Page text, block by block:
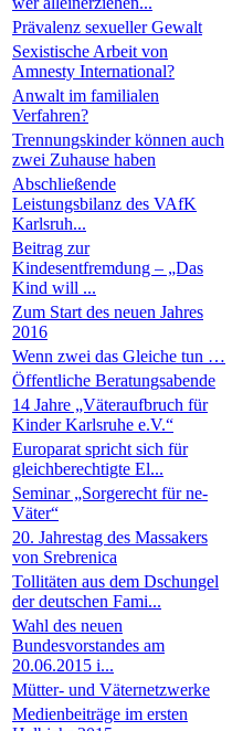
Prävalenz sexueller Gewalt
Sexistische Arbeit von
Amnesty International?
Anwalt im familialen
Verfahren?
Trennungskinder können auch
zwei Zuhause haben
Abschließende
Leistungsbilanz des VAfK
Karlsruh...
Beitrag zur
Kindesentfremdung – „Das
Kind will ...
Zum Start des neuen Jahres
2016
Wenn zwei das Gleiche tun …
Öffentliche Beratungsabende
14 Jahre „Väteraufbruch für
Kinder Karlsruhe e.V.“
Europarat spricht sich für
gleichberechtigte El...
Seminar „Sorgerecht für ne-
Väter“
20. Jahrestag des Massakers
von Srebrenica
Tollitäten aus dem Dschungel
der deutschen Fami...
Wahl des neuen
Bundesvorstandes am
20.06.2015 i...
Mütter- und Väternetzwerke
Medienbeiträge im ersten